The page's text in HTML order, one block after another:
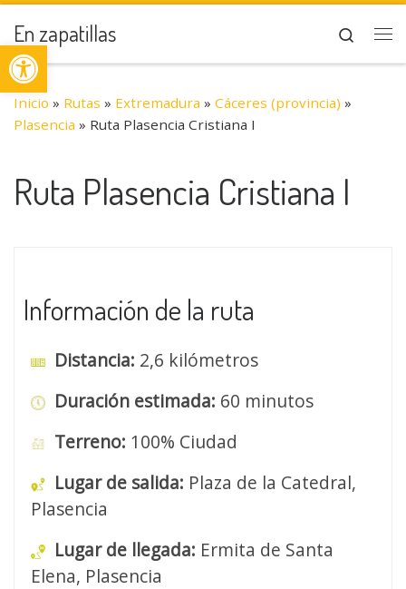
Abrir barra de herramientas
Saltar al contenido
En zapatillas
Search
Inicio » Rutas » Extremadura » Cáceres (provincia) »
Plasencia » Ruta Plasencia Cristiana I
Ruta Plasencia Cristiana I
Información de la ruta
Distancia: 2,6 kilómetros
Duración estimada: 60 minutos
Terreno: 100% Ciudad
Lugar de salida: Plaza de la Catedral,
Plasencia
Lugar de llegada: Ermita de Santa
Elena, Plasencia